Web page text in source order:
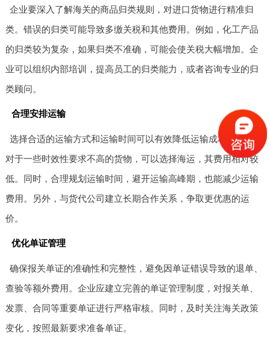
企业要深入了解海关的商品归类规则，对进口货物进行精准归
类。错误的归类可能导致多缴关税和其他费用。例如，化工产品
的归类较为复杂，如果归类不准确，可能会使关税大幅增加。企
业可以组织内部培训，提高员工的归类能力，或者咨询专业的归
类顾问。
合理安排运输
选择合适的运输方式和运输时间可以有效降低运输成本。比如，
对于一些时效性要求不高的货物，可以选择海运，其费用相对较
低。同时，合理规划运输时间，避开运输高峰期，也能减少运输
费用。另外，与货代公司建立长期合作关系，争取更优惠的运
价。
优化单证管理
确保报关单证的准确性和完整性，避免因单证错误导致的退单、
查验等额外费用。企业应建立完善的单证管理制度，对报关单、
发票、合同等重要单证进行严格审核。同时，及时关注海关政策
变化，按照最新要求准备单证。